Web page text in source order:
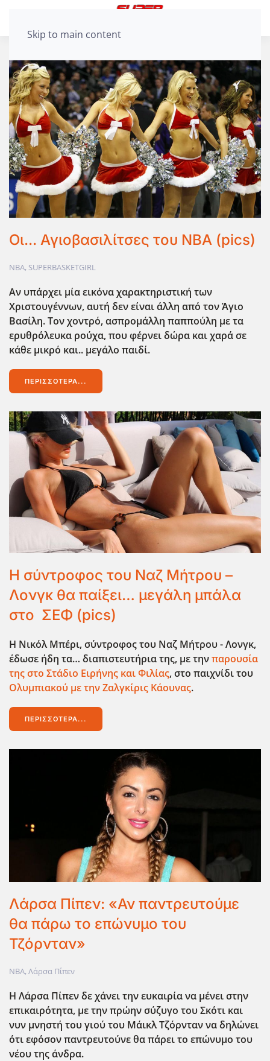
Skip to main content
Οι... Αγιοβασιλίτσες του ΝΒΑ (pics)
ΝΒΑ, SUPERBASKETGIRL
Αν υπάρχει μία εικόνα χαρακτηριστική των
Χριστουγέννων, αυτή δεν είναι άλλη από τον Άγιο
Βασίλη. Τον χοντρό, ασπρομάλλη παππούλη με τα
ερυθρόλευκα ρούχα, που φέρνει δώρα και χαρά σε
κάθε μικρό και.. μεγάλο παιδί.
ΠΕΡΙΣΣΌΤΕΡΑ...
Η σύντροφος του Ναζ Μήτρου –
Λονγκ θα παίξει… μεγάλη μπάλα
στο ΣΕΦ (pics)
Η Νικόλ Μπέρι, σύντροφος του Ναζ Μήτρου - Λονγκ,
έδωσε ήδη τα… διαπιστευτήρια της, με τηνπαρουσία
της στο Στάδιο Ειρήνης και Φιλίας, στο παιχνίδι του
Ολυμπιακού με την Ζαλγκίρις Κάουνας.
ΠΕΡΙΣΣΌΤΕΡΑ...
Λάρσα Πίπεν: «Αν παντρευτούμε
θα πάρω το επώνυμο του
Τζόρνταν»
NBA,Λάρσα Πίπεν
Η Λάρσα Πίπεν δε χάνει την ευκαιρία να μένει στην
επικαιρότητα, με την πρώην σύζυγο του Σκότι και
νυν μνηστή του γιού του Μάικλ Τζόρνταν να δηλώνει
ότι εφόσον παντρευτούνε θα πάρει το επώνυμο του
νέου της άνδρα.